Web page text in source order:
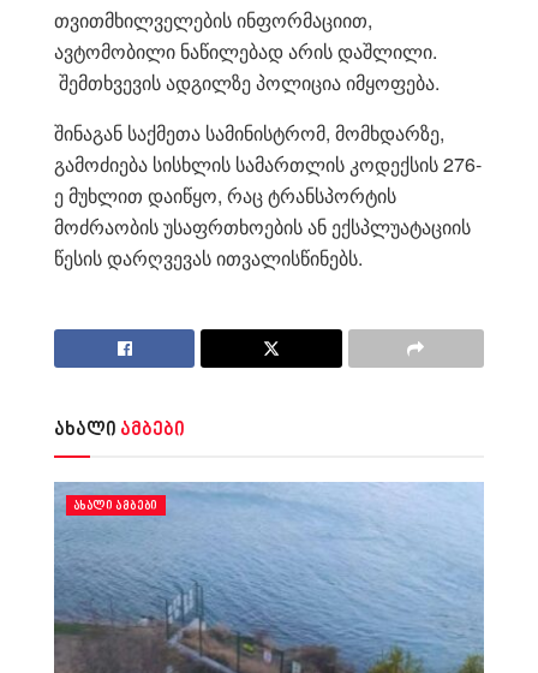
თვითმხილველების ინფორმაციით,
ავტომობილი ნაწილებად არის დაშლილი.
შემთხვევის ადგილზე პოლიცია იმყოფება.
შინაგან საქმეთა სამინისტრომ, მომხდარზე,
გამოძიება სისხლის სამართლის კოდექსის 276-
ე მუხლით დაიწყო, რაც ტრანსპორტის
მოძრაობის უსაფრთხოების ან ექსპლუატაციის
წესის დარღვევას ითვალისწინებს.
ახალი ამბები
ᲐᲮᲐᲚᲘ ᲐᲛᲑᲔᲑᲘ